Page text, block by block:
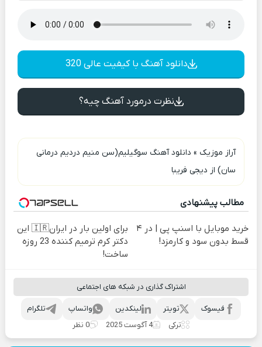
دانلود آهنگ با کیفیت عالی 320
نظرت درمورد آهنگ چیه؟
آراز موزیک » دانلود آهنگ سوگیلیم(سن منیم دردیم درمانی
سان) از دیجی فریبا
مطالب پیشنهادی
خرید موبایل با اسنپ پی | در ۴
قسط بدون سود و کارمزد!
برای اولین بار در ایران🇮🇷 این
دکتر کرم ترمیم کننده 23 روزه
ساخت!
اشتراک گذاری در شبکه های اجتماعی
تلگرام واتساپ لینکدین تویتر
فیسوک
ترکی
4 آگوست 2025 0 نظر